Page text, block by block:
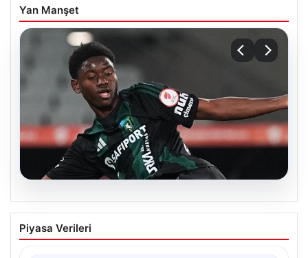
Yan Manşet
Süper Lig’de görülmemiş olay! Aşık
olduğu için kampı terk etti
Piyasa Verileri